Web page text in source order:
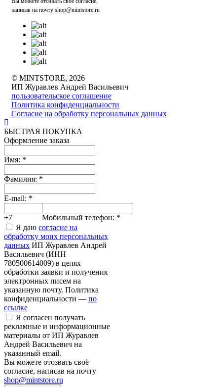
написав на почту shop@mintstore.ru
© MINTSTORE, 2026
ИП Журавлев Андрей Васильевич
пользовательское соглашение
Политика конфиденциальности
Согласие на обработку персональных данных
БЫСТРАЯ ПОКУПКА
Оформление заказа
Имя: *
Фамилия: *
E-mail: *
+7 Мобильный телефон: *
Я даю согласие на
обработку моих персональных
данных ИП Журавлев Андрей
Васильевич (ИНН
780500614009) в целях
обработки заявки и получения
электронных писем на
указанную почту. Политика
конфиденциальности — по
ссылке
Я согласен получать
рекламные и информационные
материалы от ИП Журавлев
Андрей Васильевич на
указанный email.
Вы можете отозвать своё
согласие, написав на почту
shop@mintstore.ru